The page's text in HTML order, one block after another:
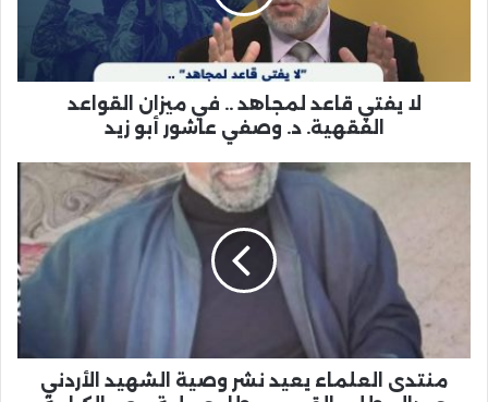
لا يفتي قاعد لمجاهد .. في ميزان القواعد
الفقهية. د. وصفي عاشور أبو زيد
منتدى العلماء يعيد نشر وصية الشهيد الأردني